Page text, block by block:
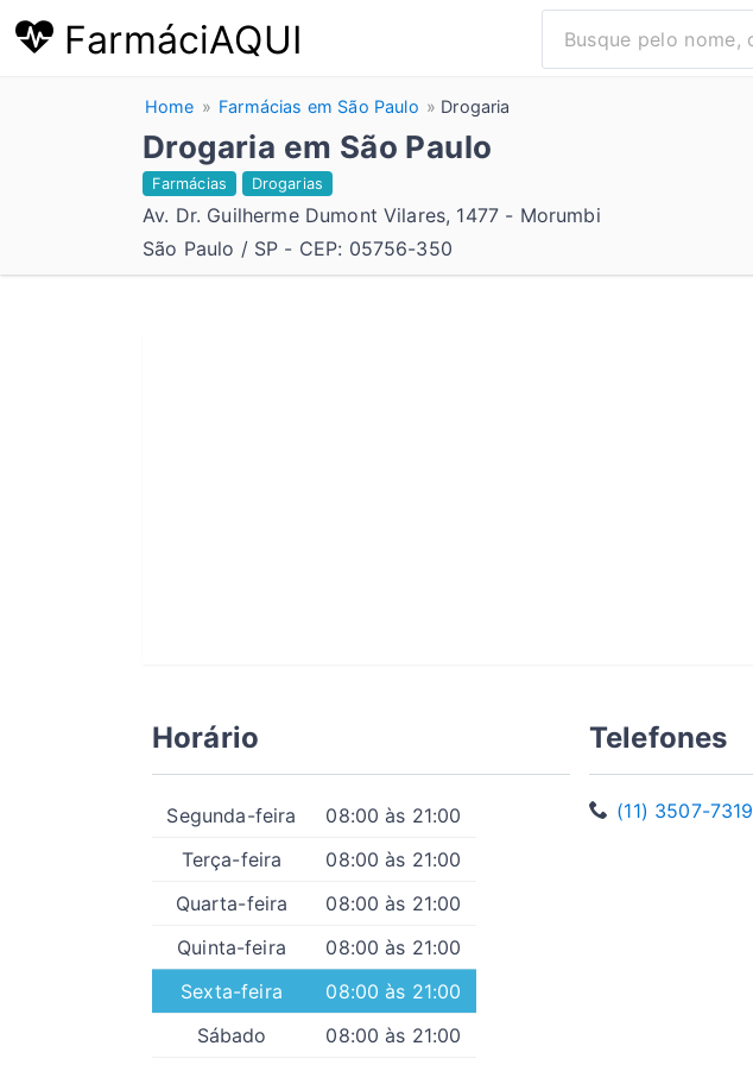
FarmáciAQUI
Home Farmácias em São Paulo Drogaria
Drogaria em São Paulo
Farmácias Drogarias
Av. Dr. Guilherme Dumont Vilares, 1477 - Morumbi
São Paulo / SP - CEP: 05756-350
Horário
Segunda-feira
08:00 às 21:00
Terça-feira
08:00 às 21:00
Quarta-feira
08:00 às 21:00
Quinta-feira
08:00 às 21:00
Sexta-feira
08:00 às 21:00
Sábado
08:00 às 21:00
Telefones
(11) 3507-7319